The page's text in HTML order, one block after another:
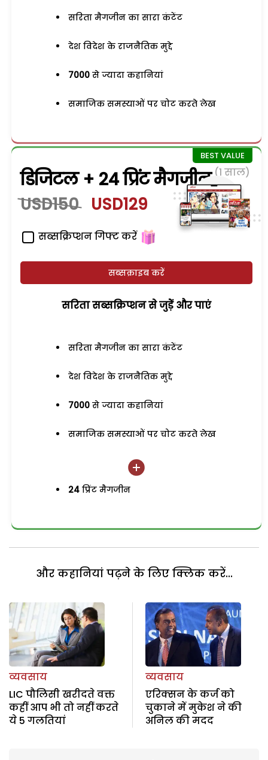
सरिता मैगजीन का सारा कंटेंट
देश विदेश के राजनैतिक मुद्दे
7000 से ज्यादा कहानियां
समाजिक समस्याओं पर चोट करते लेख
डिजिटल + 24 प्रिंट मैगजीन (1 साल)
USD150 USD129
सब्सक्रिप्शन गिफ्ट करें
सब्सक्राइब करें
सरिता सब्सक्रिप्शन से जुड़ेें और पाएं
सरिता मैगजीन का सारा कंटेंट
देश विदेश के राजनैतिक मुद्दे
7000 से ज्यादा कहानियां
समाजिक समस्याओं पर चोट करते लेख
24 प्रिंट मैगजीन
और कहानियां पढ़ने के लिए क्लिक करें...
व्यवसाय
LIC पौलिसी खरीदते वक्त
कहीं आप भी तो नहीं करते
ये 5 गलतियां
व्यवसाय
एरिक्सन के कर्ज को
चुकाने में मुकेश ने की
अनिल की मदद